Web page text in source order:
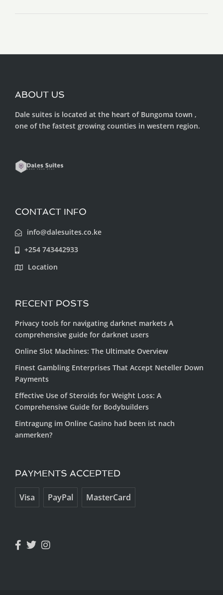
ABOUT US
Dale suites is located at the heart of Bungoma town ,
one of the fastest growing counties in western region.
CONTACT INFO
info@dalesuites.co.ke
+254 743442933
Location
RECENT POSTS
Privacy tools for navigating darknet markets A
comprehensive guide for darknet users
Online Slot Machines: The Ultimate Overview
Finest Gambling Enterprises That Accept Neteller Down
Payments
Effective Use of Steroids for Weight Loss: A
Comprehensive Guide for Bodybuilders
Eintragung im Online Casino had been ist nach
anmerken?
PAYMENTS ACCEPTED
Visa PayPal MasterCard